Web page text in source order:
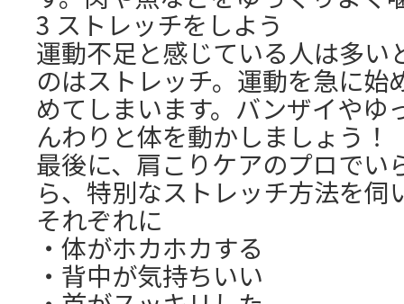
3 ストレッチをしよう
運動不足と感じている人は多い
のはストレッチ。運動を急に始
めてしまいます。バンザイやゆ
んわりと体を動かしましょう！
最後に、肩こりケアのプロでい
ら、特別なストレッチ方法を伺
それぞれに
・体がホカホカする
・背中が気持ちいい